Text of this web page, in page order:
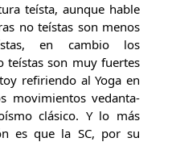
teísta, aunque hable
no teístas son menos
en cambio los
teístas son muy fuertes
refiriendo al Yoga en
movimientos vedanta-
clásico. Y lo más
es que la SC, por su